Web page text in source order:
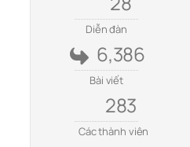
Diễn đàn
6,386
Bài viết
283
Các thành viên